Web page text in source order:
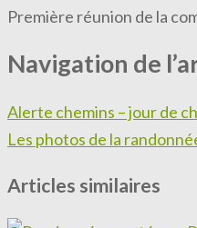
Première réunion de la
Navigation de
Alerte chemins – jour de
Les photos de la
Articles similaires